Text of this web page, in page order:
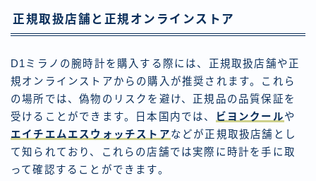
正規取扱店舗と正規オンラインストア
D1ミラノの腕時計を購入する際には、正規取扱店舗や正
規オンラインストアからの購入が推奨されます。これら
の場所では、偽物のリスクを避け、正規品の品質保証を
受けることができます。日本国内では、
ビヨンクールや
エイチエムエスウォッチストアなどが正規取扱店舗とし
て知られており、これらの店舗では実際に時計を手に取
って確認することができます。